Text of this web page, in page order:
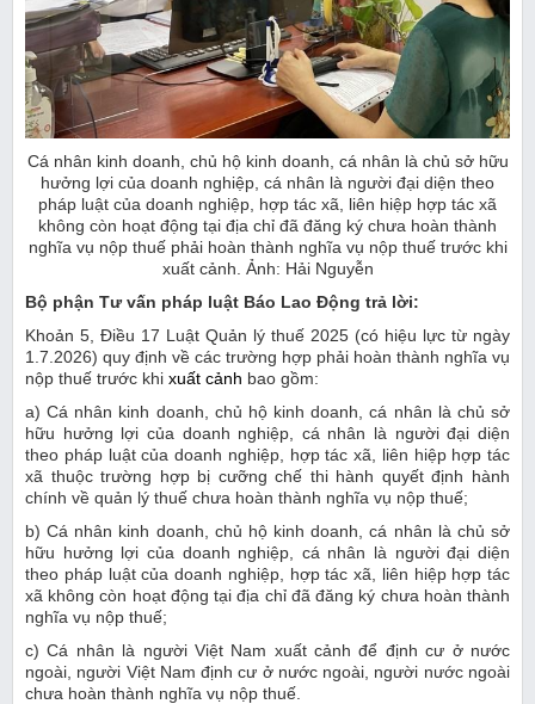
Cá nhân kinh doanh, chủ hộ kinh doanh, cá nhân là chủ sở hữu
hưởng lợi của doanh nghiệp, cá nhân là người đại diện theo
pháp luật của doanh nghiệp, hợp tác xã, liên hiệp hợp tác xã
không còn hoạt động tại địa chỉ đã đăng ký chưa hoàn thành
nghĩa vụ nộp thuế phải hoàn thành nghĩa vụ nộp thuế trước khi
xuất cảnh. Ảnh: Hải Nguyễn
Bộ phận Tư vấn pháp luật Báo Lao Động trả lời:
Khoản 5, Điều 17 Luật Quản lý thuế 2025 (có hiệu lực từ ngày
1.7.2026) quy định về các trường hợp phải hoàn thành nghĩa vụ
nộp thuế trước khi xuất cảnh bao gồm:
a) Cá nhân kinh doanh, chủ hộ kinh doanh, cá nhân là chủ sở
hữu hưởng lợi của doanh nghiệp, cá nhân là người đại diện
theo pháp luật của doanh nghiệp, hợp tác xã, liên hiệp hợp tác
xã thuộc trường hợp bị cưỡng chế thi hành quyết định hành
chính về quản lý thuế chưa hoàn thành nghĩa vụ nộp thuế;
b) Cá nhân kinh doanh, chủ hộ kinh doanh, cá nhân là chủ sở
hữu hưởng lợi của doanh nghiệp, cá nhân là người đại diện
theo pháp luật của doanh nghiệp, hợp tác xã, liên hiệp hợp tác
xã không còn hoạt động tại địa chỉ đã đăng ký chưa hoàn thành
nghĩa vụ nộp thuế;
c) Cá nhân là người Việt Nam xuất cảnh để định cư ở nước
ngoài, người Việt Nam định cư ở nước ngoài, người nước ngoài
chưa hoàn thành nghĩa vụ nộp thuế.